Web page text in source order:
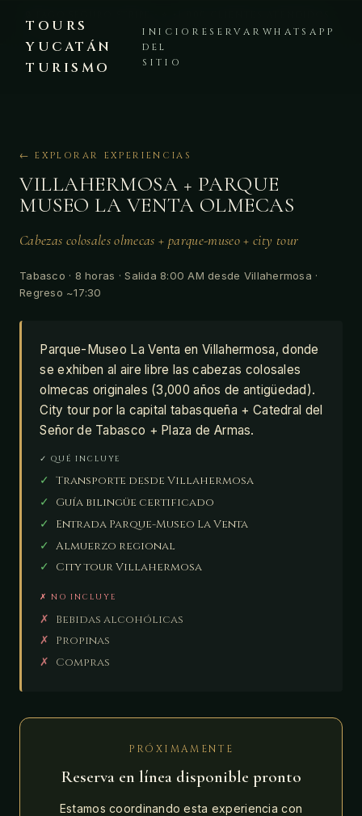
TOURS
YUCATÁN
TURISMO
INICIO
DEL
SITIO
RESERVAR WHATSAPP
PLATAFORMA VERIFICADA · 💬 WHATSAPP +52 999 225 8441
← EXPLORAR EXPERIENCIAS
VILLAHERMOSA + PARQUE
MUSEO LA VENTA OLMECAS
Cabezas colosales olmecas + parque-museo + city tour
Tabasco · 8 horas · Salida 8:00 AM desde Villahermosa ·
Regreso ~17:30
Parque-Museo La Venta en Villahermosa, donde
se exhiben al aire libre las cabezas colosales
olmecas originales (3,000 años de antigüedad).
City tour por la capital tabasqueña + Catedral del
Señor de Tabasco + Plaza de Armas.
✓ QUÉ INCLUYE
✓
Transporte desde Villahermosa
✓
Guía bilingüe certificado
✓
Entrada Parque-Museo La Venta
✓
Almuerzo regional
✓
City tour Villahermosa
✗ NO INCLUYE
✗
Bebidas alcohólicas
✗
Propinas
✗
Compras
PRÓXIMAMENTE
Reserva en línea disponible pronto
Estamos coordinando esta experiencia con